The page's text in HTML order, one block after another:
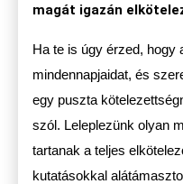
magát igazán
Ha te is úgy érzed, hogy
mindennapjaidat, és
egy puszta
szól. Leleplezünk olyan
tartanak a teljes
kutatásokkal